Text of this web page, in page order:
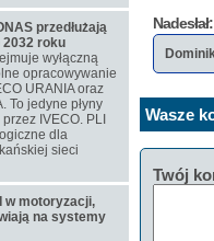
Nadesłał:
Wasze
Twój
przedłużają
2032 roku
wyłączną
opracowywanie
URANIA oraz
To jedyne płyny
IVECO. PLI
dla
sieci
w motoryzacji,
na systemy